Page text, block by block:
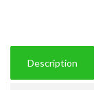
Description